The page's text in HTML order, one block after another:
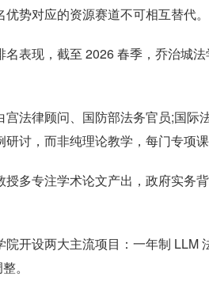
势对应的资源赛道不可相互替代。
表现，截至 2026 春季，乔治城
法律顾问、国防部法务官员;国
讨，而非纯理论教学，每门专项
授多专注学术论文产出，政府实务
开设两大主流项目：一年制 LLM
。